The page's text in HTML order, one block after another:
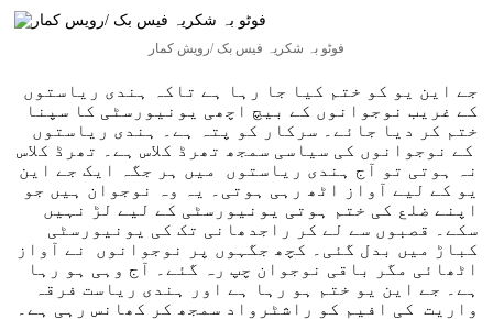
فوٹو بہ شکریہ فیس بک /رویش کمار
جے این یو کو ختم کیا جا رہا ہے تاکہ ہندی ریاستوں
کے غریب نوجوانوں کے بیچ اچھی یونیورسٹی کا سپنا
ختم کر دیا جائے۔ سرکار کو پتہ ہے۔ ہندی ریاستوں
کے نوجوانوں کی سیاسی سمجھ تھرڈ کلاس ہے۔ تھرڈ کلاس
نہ ہوتی تو آج ہندی ریاستوں میں ہر جگہ ایک جے این
یو کے لیے آواز اٹھ رہی ہوتی۔ یہ وہ نوجوان ہیں جو
اپنے ضلع کی ختم ہوتی یونیورسٹی کے لیے لڑ نہیں
سکے۔ قصبوں سے لے کر راجدھانی تک کی یونیورسٹی
کباڑ میں بدل گئی۔ کچھ جگہوں پر نوجوانوں نے آواز
اٹھائی مگر باقی نوجوان چپ رہ گئے۔ آج وہی ہو رہا
ہے۔ جے این یو ختم ہو رہا ہے اور ہندی ریاست فرقہ
واریت کی افیم کو راشٹرواد سمجھ کر کھانس رہی ہے۔